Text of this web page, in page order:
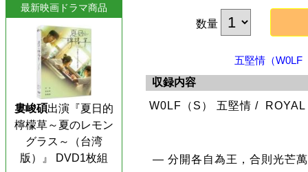
最新映画ドラマ商品
婁峻碩出演『夏日的
檸檬草～夏のレモン
グラス～（台湾
版）』 DVD1枚組
数量
五堅情（W0LF
収録内容
W0LF（S） 五堅情 /
— 分開各自為王，合則光芒